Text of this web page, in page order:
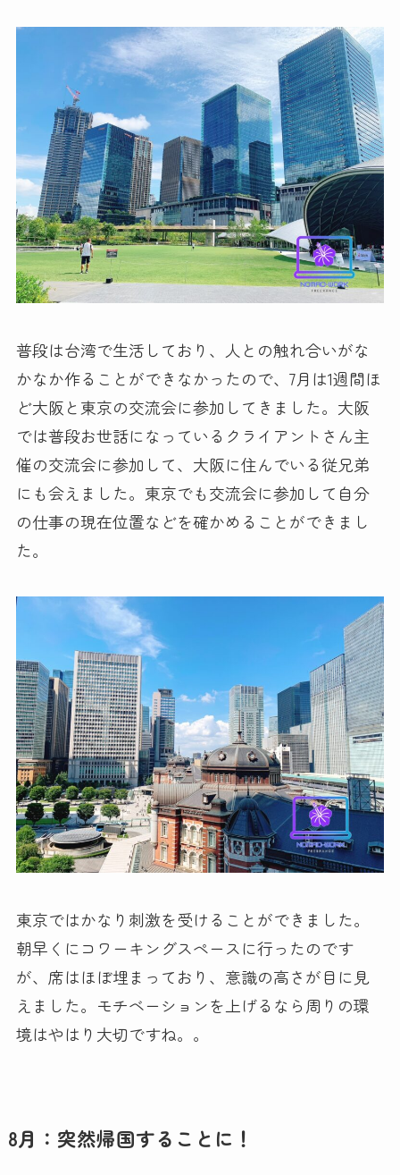
普段は台湾で生活しており、人との触れ合いがな
かなか作ることができなかったので、7月は1週間ほ
ど大阪と東京の交流会に参加してきました。大阪
では普段お世話になっているクライアントさん主
催の交流会に参加して、大阪に住んでいる従兄弟
にも会えました。東京でも交流会に参加して自分
の仕事の現在位置などを確かめることができまし
た。
東京ではかなり刺激を受けることができました。
朝早くにコワーキングスペースに行ったのです
が、席はほぼ埋まっており、意識の高さが目に見
えました。モチベーションを上げるなら周りの環
境はやはり大切ですね。。
8月：突然帰国することに！